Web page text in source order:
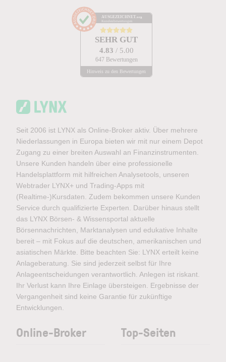
AUSGEZEICHNET .org
Kundenbewertungen
SEHR GUT
4.83 / 5.00
647 Bewertungen
Hinweis zu den Bewertungen
Seit 2006 ist LYNX als Online-Broker aktiv. Über mehrere
Niederlassungen in Europa bieten wir mit nur einem Depot
Zugang zu einer breiten Auswahl an Finanzinstrumenten.
Unsere Kunden handeln über eine professionelle
Handelsplattform mit hilfreichen Analysetools, unseren
Webtrader LYNX+ und Trading-Apps mit
(Realtime-)Kursdaten. Zudem bekommen unsere Kunden
Service durch qualifizierte Experten. Darüber hinaus stellt
das LYNX Börsen- & Wissensportal aktuelle
Börsennachrichten, Marktanalysen und edukative Inhalte
bereit – mit Fokus auf die deutschen, amerikanischen und
asiatischen Märkte. Bitte beachten Sie: LYNX erteilt keine
Anlageberatung. Sie sind jederzeit selbst für Ihre
Anlageentscheidungen verantwortlich. Anlegen ist riskant.
Ihr Verlust kann Ihre Einlage übersteigen. Ergebnisse der
Vergangenheit sind keine Garantie für zukünftige
Entwicklungen.
Online-Broker Top-Seiten